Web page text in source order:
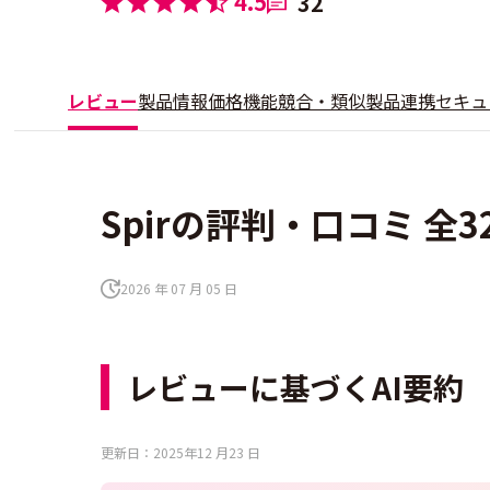
レビュー製品情報価格機能競合・類似製品連携セキ
Spirの評判・口コミ 全
2026 年 07 月 05 日
レビューに基づくAI要約
更新日：2025年12 月23 日